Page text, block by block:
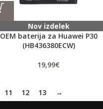
Nov izdelek
OEM baterija za Huawei P30
(HB436380ECW)
19,99€
11 12 13 →